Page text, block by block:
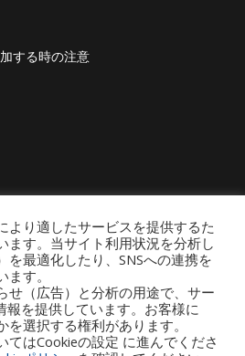
する時の注意
より適したサービスを提供するた
ます。当サイト利用状況を分析し
を最適化したり、SNSへの連携を
す。
せ（広告）と分析の用途で、サー
報を提供しています。お客様に
選択する権利があります。
てはCookieの設定 に進んでくださ